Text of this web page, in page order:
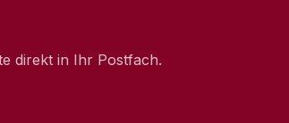
direkt in Ihr Postfach.